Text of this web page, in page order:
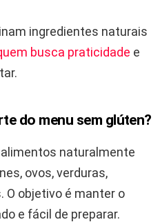
ingredientes naturais
busca praticidade e
do menu sem glúten?
naturalmente
ovos, verduras,
O objetivo é manter o
e fácil de preparar.